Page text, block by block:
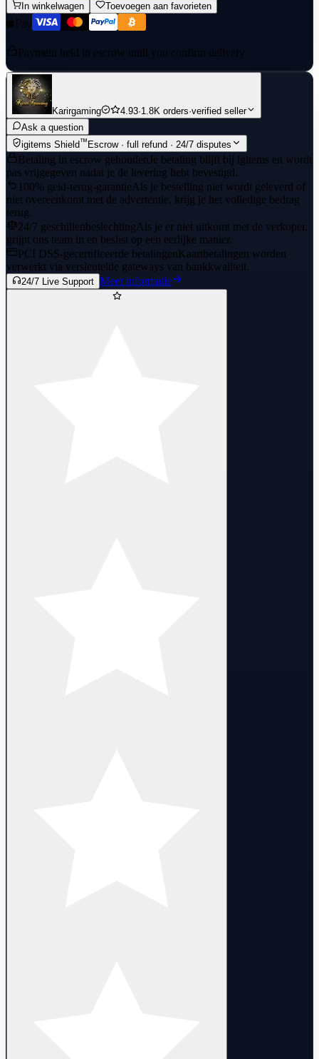
In winkelwagen
Toevoegen aan favorieten
Payment held in escrow until you confirm delivery
Karirgaming 4.93·1.8K orders·verified seller
Ask a question
igitems Shield™Escrow · full refund · 24/7 disputes
Betaling in escrow gehouden Je betaling blijft bij igitems en wordt
pas vrijgegeven nadat je de levering hebt bevestigd.
100% geld-terug-garantieAls je bestelling niet wordt geleverd of
niet overeenkomt met de advertentie, krijg je het volledige bedrag
terug.
24/7 geschillenbeslechtingAls je er niet uitkomt met de verkoper,
grijpt ons team in en beslist op een eerlijke manier.
PCI DSS-gecertificeerde betalingenKaartbetalingen worden
verwerkt via versleutelde gateways van bankkwaliteit.
24/7 Live Support Meer informatie